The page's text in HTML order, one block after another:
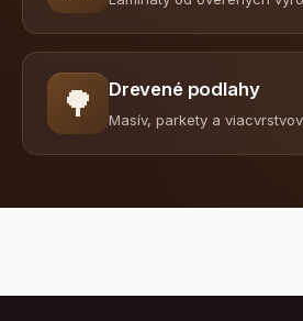
🌳 Drevené podlahy
Masív, parkety a